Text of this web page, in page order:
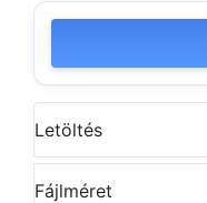
Letöltés
Fájlméret